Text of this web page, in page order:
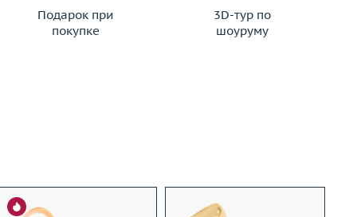
Подарок при
покупке
3D-тур по
шоуруму